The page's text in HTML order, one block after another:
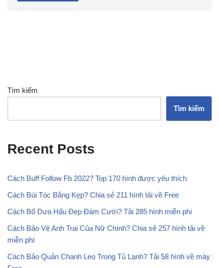
Tìm kiếm
Tìm kiếm
Recent Posts
Cách Buff Follow Fb 2022? Top 170 hình được yêu thích
Cách Búi Tóc Bằng Kẹp? Chia sẻ 211 hình tải về Free
Cách Bổ Dưa Hấu Đẹp Đám Cưới? Tải 285 hình miễn phí
Cách Bảo Vệ Anh Trai Của Nữ Chính? Chia sẻ 257 hình tải về
miễn phí
Cách Bảo Quản Chanh Leo Trong Tủ Lạnh? Tải 58 hình về máy